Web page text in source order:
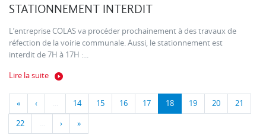
STATIONNEMENT INTERDIT
L’entreprise COLAS va procéder prochainement à des travaux de
réfection de la voirie communale. Aussi, le stationnement est
interdit de 7H à 17H :...
Lire la suite
« ‹ … 14 15 16 17 18 19 20 21
22 … › »